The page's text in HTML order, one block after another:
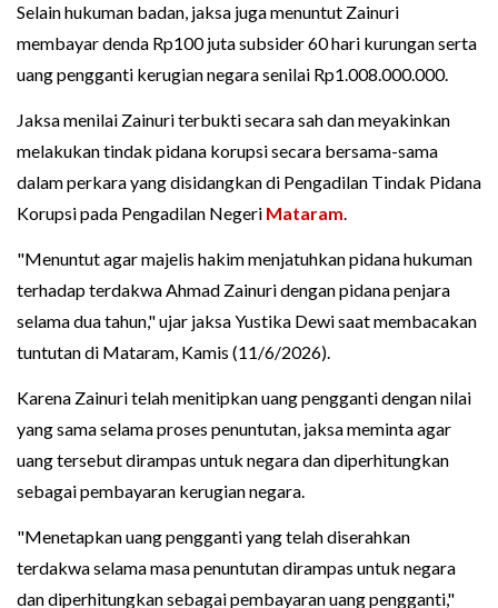
Selain hukuman badan, jaksa juga menuntut Zainuri
membayar denda Rp100 juta subsider 60 hari kurungan serta
uang pengganti kerugian negara senilai Rp1.008.000.000.
Jaksa menilai Zainuri terbukti secara sah dan meyakinkan
melakukan tindak pidana korupsi secara bersama-sama
dalam perkara yang disidangkan di Pengadilan Tindak Pidana
Korupsi pada Pengadilan Negeri Mataram.
"Menuntut agar majelis hakim menjatuhkan pidana hukuman
terhadap terdakwa Ahmad Zainuri dengan pidana penjara
selama dua tahun," ujar jaksa Yustika Dewi saat membacakan
tuntutan di Mataram, Kamis (11/6/2026).
Karena Zainuri telah menitipkan uang pengganti dengan nilai
yang sama selama proses penuntutan, jaksa meminta agar
uang tersebut dirampas untuk negara dan diperhitungkan
sebagai pembayaran kerugian negara.
"Menetapkan uang pengganti yang telah diserahkan
terdakwa selama masa penuntutan dirampas untuk negara
dan diperhitungkan sebagai pembayaran uang pengganti,"